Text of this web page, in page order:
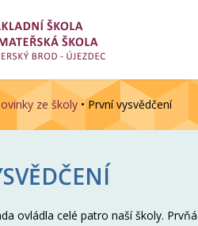
ze školy •První vysvědčení
ovládla celé patro naší školy.